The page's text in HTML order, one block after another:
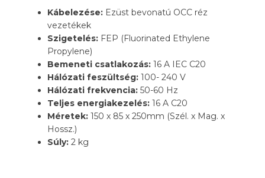
Kábelezése: Ezüst bevonatú OCC réz
vezetékek
Szigetelés: FEP (Fluorinated Ethylene
Propylene)
Bemeneti csatlakozás: 16 A IEC C20
Hálózati feszültség: 100- 240 V
Hálózati frekvencia: 50-60 Hz
Teljes energiakezelés: 16 A C20
Méretek: 150 x 85 x 250mm (Szél. x Mag. x
Hossz.)
Súly: 2 kg